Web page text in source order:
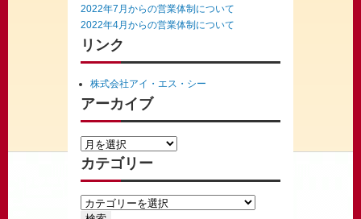
2022年7月からの営業体制について
2022年4月からの営業体制について
リンク
株式会社アイ・エス・シー
アーカイブ
カテゴリー